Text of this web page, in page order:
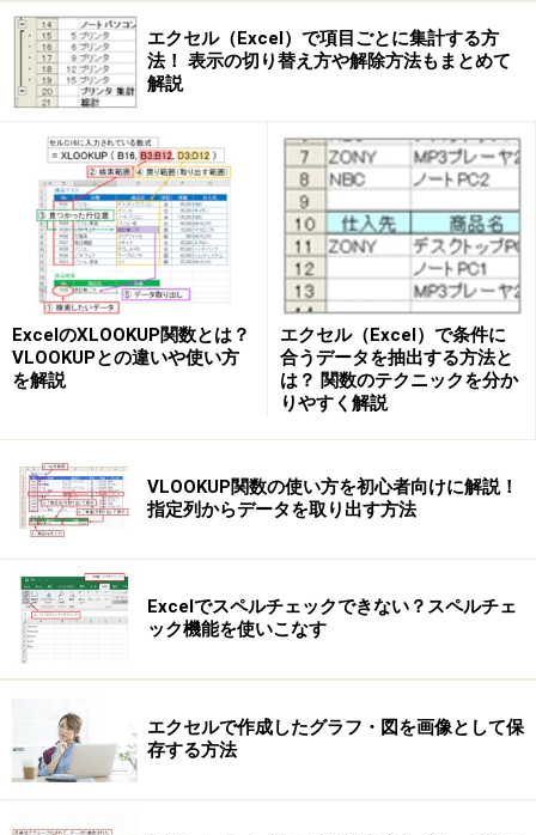
エクセル（Excel）で項目ごとに集計する方
法！ 表示の切り替え方や解除方法もまとめて
解説
ExcelのXLOOKUP関数とは？
VLOOKUPとの違いや使い方
を解説
エクセル（Excel）で条件に
合うデータを抽出する方法と
は？ 関数のテクニックを分か
りやすく解説
VLOOKUP関数の使い方を初心者向けに解説！
指定列からデータを取り出す方法
Excelでスペルチェックできない？スペルチェ
ック機能を使いこなす
エクセルで作成したグラフ・図を画像として保
存する方法